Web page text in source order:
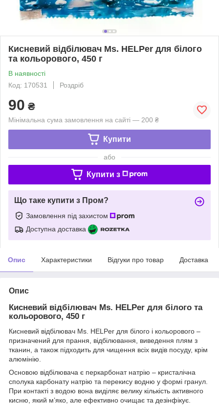
Кисневий відбілювач Ms. HELPer для білого
та кольорового, 450 г
В наявності
Код: 170531
Роздріб
90 ₴
Мінімальна сума замовлення на сайті — 200 ₴
Купити
або
Купити з
Що таке купити з Пром?
Замовлення під захистом
Доступна доставка
Опис Характеристики Відгуки про товар Доставка
Опис
Кисневий відбілювач Ms. HELPer для білого та
кольорового, 450 г
Кисневий відбілювач Ms. HELPer для білого і кольорового –
призначений для прання, відбілювання, виведення плям з
тканин, а також підходить для чищення всіх видів посуду, крім
алюмінію.
Основою відбілювача є перкарбонат натрію – кристалічна
сполука карбонату натрію та перекису водню у формі гранул.
При контакті з водою вона виділяє велику кількість активного
кисню, який м’яко, але ефективно очищає та дезінфікує.